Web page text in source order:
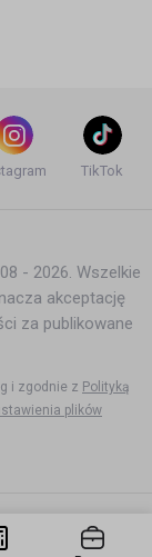
road RV7 -
road trip [HD]
TikTok
- 2026. Wszelkie
akceptację
za publikowane
i zgodnie z Polityką
plików